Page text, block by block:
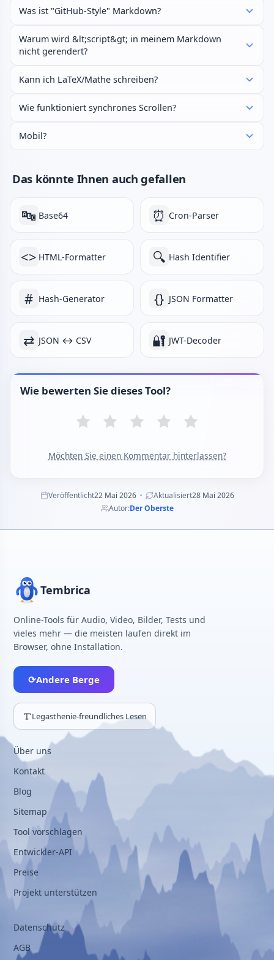
Was ist "GitHub-Style" Markdown?
Warum wird &lt;script&gt; in meinem Markdown
nicht gerendert?
Kann ich LaTeX/Mathe schreiben?
Wie funktioniert synchrones Scrollen?
Mobil?
Das könnte Ihnen auch gefallen
🔤 Base64 ⏰ Cron-Parser
<> HTML-Formatter 🔍 Hash Identifier
# Hash-Generator {} JSON Formatter
⇄ JSON ↔ CSV 🔐 JWT-Decoder
Wie bewerten Sie dieses Tool?
Möchten Sie einen Kommentar hinterlassen?
Veröffentlicht22 Mai 2026 Aktualisiert28 Mai 2026
Autor:Der Oberste
Tembrica
Online-Tools für Audio, Video, Bilder, Tests und
vieles mehr — die meisten laufen direkt im
Browser, ohne Installation.
⟳Andere Berge
Legasthenie-freundliches Lesen
Über uns
Kontakt
Blog
Sitemap
Tool vorschlagen
Entwickler-API
Preise
Projekt unterstützen
Datenschutz
AGB